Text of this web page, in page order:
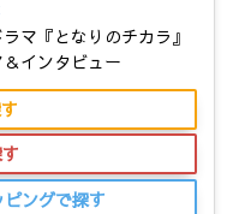
マ『となりのチカラ』
インタビュー
ングで探す